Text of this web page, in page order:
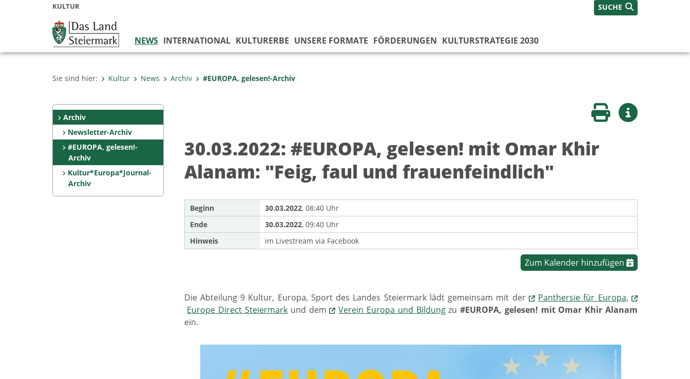
KULTUR SUCHE
NEWS INTERNATIONAL KULTURERBE UNSERE FORMATE FÖRDERUNGEN KULTURSTRATEGIE 2030
Sie sind hier: Kultur News Archiv #EUROPA, gelesen!-Archiv
Archiv
Newsletter-Archiv
#EUROPA, gelesen!-
Archiv
Kultur*Europa*Journal-
Archiv
Seite druckenWeitere Infos
30.03.2022: #EUROPA, gelesen! mit Omar Khir
Alanam: "Feig, faul und frauenfeindlich"
Beginn 30.03.2022, 08:40 Uhr
Ende
30.03.2022, 09:40 Uhr
Hinweis
im Livestream via Facebook
Zum Kalender hinzufügen
Die Abteilung 9 Kultur, Europa, Sport des Landes Steiermark lädt gemeinsam mit der Panthersie für Europa,
Europe Direct Steiermarkund dem Verein Europa und Bildungzu#EUROPA, gelesen! mit Omar Khir Alanam
ein.